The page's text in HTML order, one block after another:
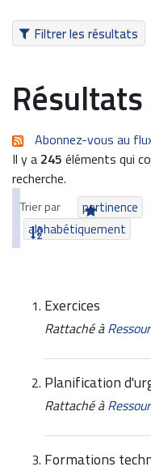
Filtrer les résultats
Abonnez-vous au
Il y a 245 éléments qui
recherche.
Trier par pertinence
alphabétiquement
Exercices
Rattaché à
Planification
Rattaché à
Formations